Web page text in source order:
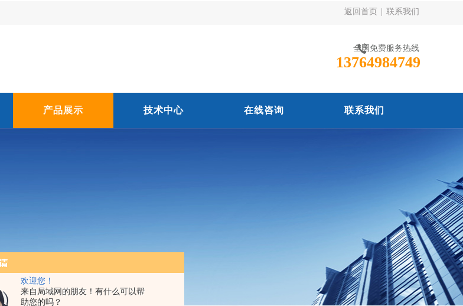
欢迎您！
来自局域网的朋友！有什么可以帮
助您的吗？
返回首页 联系我们
全国免费服务热线
13764984749
产品展示 技术中心 在线咨询 联系我们